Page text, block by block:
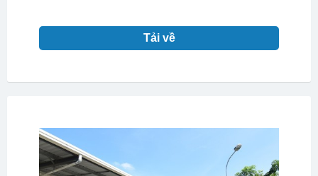
Tải về